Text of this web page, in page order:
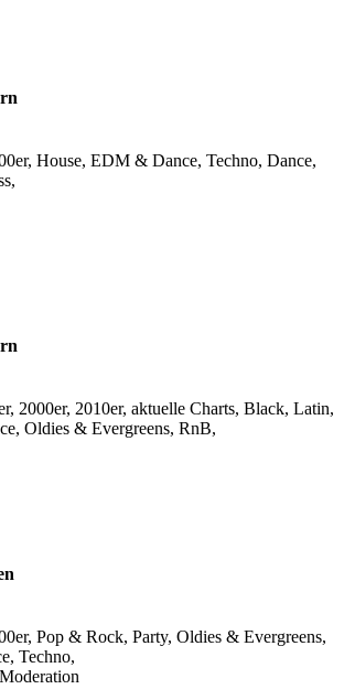
House, EDM & Dance, Techno, Dance,
2000er, 2010er, aktuelle Charts, Black, Latin,
Oldies & Evergreens, RnB,
Pop & Rock, Party, Oldies & Evergreens,
Techno,